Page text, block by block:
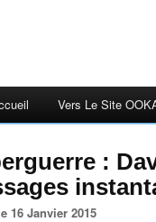
Vers Le Site
:
16 Janvier 2015